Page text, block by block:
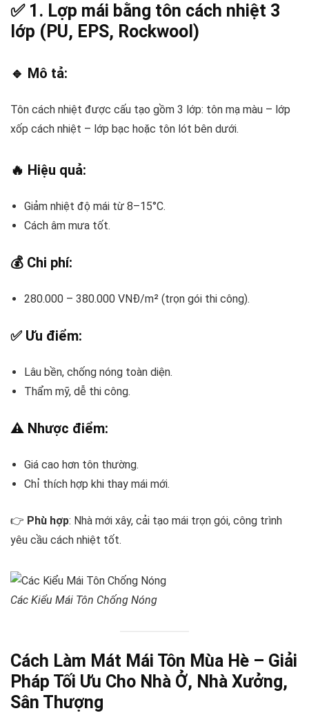
✅ 1. Lợp mái bằng tôn cách nhiệt 3
lớp (PU, EPS, Rockwool)
🔹 Mô tả:
Tôn cách nhiệt được cấu tạo gồm 3 lớp: tôn mạ màu – lớp
xốp cách nhiệt – lớp bạc hoặc tôn lót bên dưới.
🔥 Hiệu quả:
Giảm nhiệt độ mái từ 8–15°C.
Cách âm mưa tốt.
💰 Chi phí:
280.000 – 380.000 VNĐ/m² (trọn gói thi công).
✅ Ưu điểm:
Lâu bền, chống nóng toàn diện.
Thẩm mỹ, dễ thi công.
⚠️ Nhược điểm:
Giá cao hơn tôn thường.
Chỉ thích hợp khi thay mái mới.
👉 Phù hợp: Nhà mới xây, cải tạo mái trọn gói, công trình
yêu cầu cách nhiệt tốt.
Các Kiểu Mái Tôn Chống Nóng
Cách Làm Mát Mái Tôn Mùa Hè – Giải
Pháp Tối Ưu Cho Nhà Ở, Nhà Xưởng,
Sân Thượng